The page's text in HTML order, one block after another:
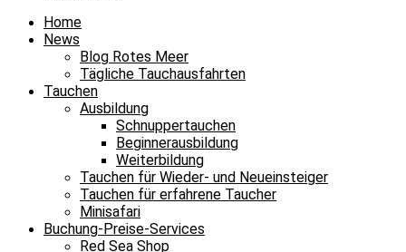
Home
News
Blog Rotes Meer
Tägliche Tauchausfahrten
Tauchen
Ausbildung
Schnuppertauchen
Beginnerausbildung
Weiterbildung
Tauchen für Wieder- und Neueinsteiger
Tauchen für erfahrene Taucher
Minisafari
Buchung-Preise-Services
Red Sea Shop